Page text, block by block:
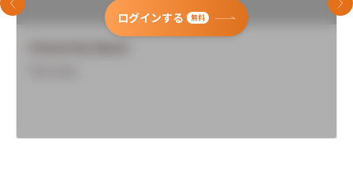
ログインする 無料
前のスライド 次